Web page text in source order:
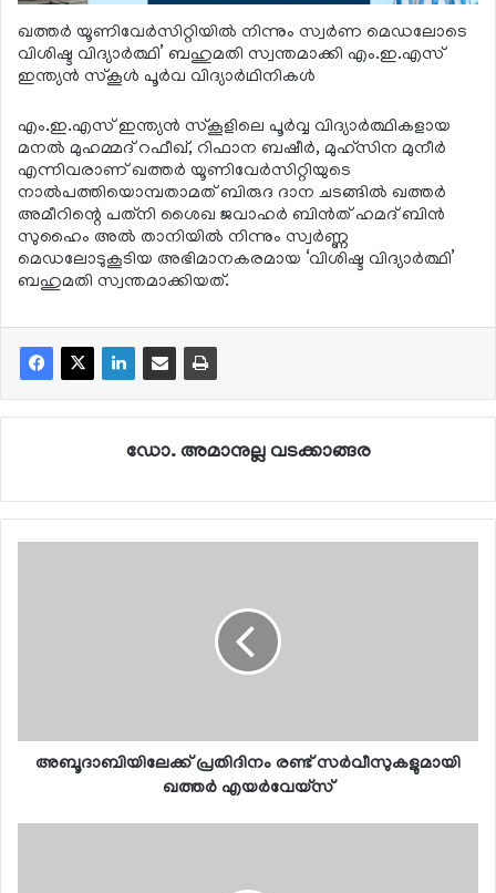
ഖത്തര്‍ യൂണിവേര്‍സിറ്റിയില്‍ നിന്നും സ്വര്‍ണ മെഡലോടെ
വിശിഷ്ട വിദ്യാര്‍ത്ഥി’ ബഹുമതി സ്വന്തമാക്കി എം.ഇ.എസ്
ഇന്ത്യന്‍ സ്‌കൂള്‍ പൂര്‍വ വിദ്യാര്‍ഥിനികള്‍
എം.ഇ.എസ് ഇന്ത്യന്‍ സ്‌കൂളിലെ പൂര്‍വ്വ വിദ്യാര്‍ത്ഥികളായ
മനല്‍ മുഹമ്മദ് റഫീഖ്, റിഫാന ബഷീര്‍, മുഹ്‌സിന മുനീര്‍
എന്നിവരാണ് ഖത്തര്‍ യൂണിവേര്‍സിറ്റിയുടെ
നാല്‍പത്തിയൊമ്പതാമത് ബിരുദ ദാന ചടങ്ങില്‍ ഖത്തര്‍
അമീറിന്റെ പത്‌നി ശൈഖ ജവാഹര്‍ ബിന്‍ത് ഹമദ് ബിന്‍
സുഹൈം അല്‍ താനിയില്‍ നിന്നും സ്വര്‍ണ്ണ
മെഡലോടുകൂടിയ അഭിമാനകരമായ ‘വിശിഷ്ട വിദ്യാര്‍ത്ഥി’
ബഹുമതി സ്വന്തമാക്കിയത്.
ഡോ. അമാനുല്ല വടക്കാങ്ങര
അബൂദാബിയിലേക്ക് പ്രതിദിനം രണ്ട് സര്‍വീസുകളുമായി
ഖത്തര്‍ എയര്‍വേയ്സ്